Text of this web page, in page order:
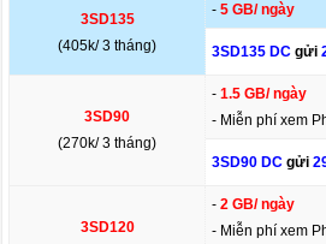
3SD135
(405k/ 3 tháng)
-5 GB/ ngày
3SD135 DCgửi
3SD90
(270k/ 3 tháng)
-1.5 GB/ ngày
- Miễn phí xem
3SD90 DCgửi
3SD120
-2 GB/ ngày
- Miễn phí xem